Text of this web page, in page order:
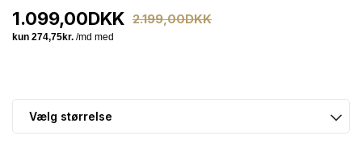
1.099,00DKK 2.199,00DKK